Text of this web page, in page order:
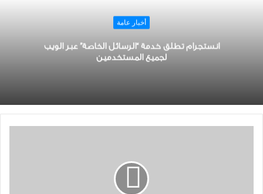
أخبار عامة
ﺍﻧﺴﺘﺠﺮﺍﻡ تطلق خدمة “ﺍﻟﺮﺳﺎﺋﻞ ﺍﻟﺨﺎﺻﺔ” ﻋﺒﺮ ﺍﻟﻮﻳﺐ
لجميع المستخدمين